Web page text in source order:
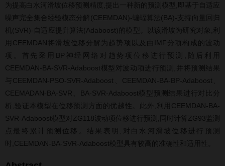
为提高白水河滑坡位移预测精度,提出一种新的预测模型,即基于自适应
噪声完全集合经验模态分解(CEEMDAN)-蝙蝠算法(BA)-支持向量回归
机(SVR)-自适应提升算法(Adaboost)的模型。以该滑坡为研究对象,利
用CEEMDAN将滑坡位移分解为趋势项以及由IMF分项构成的波动
项。首先采用BP神经网络对趋势项位移进行预测,随后利用
CEEMDAN-BA-SVR-Adaboost模型对波动项进行预测,并将预测结果
与CEEMDAN-PSO-SVR-Adaboost、CEEMDAN-BA-BP-Adaboost、
CEEMADAN-BA-SVR、BA-SVR-Adaboost模型预测结果进行对比分
析,验证本模型在位移预测方面的优越性。此外,利用CEEMDAN-BA-
SVR-Adaboost模型对ZG118波动项位移进行预测,同时计算ZG93监测
点最终累计预测位移。结果表明,对白水河滑坡位移进行预测
时,CEEMDAN-BA-SVR-Adaboost模型具有较高的准确性和适用性。